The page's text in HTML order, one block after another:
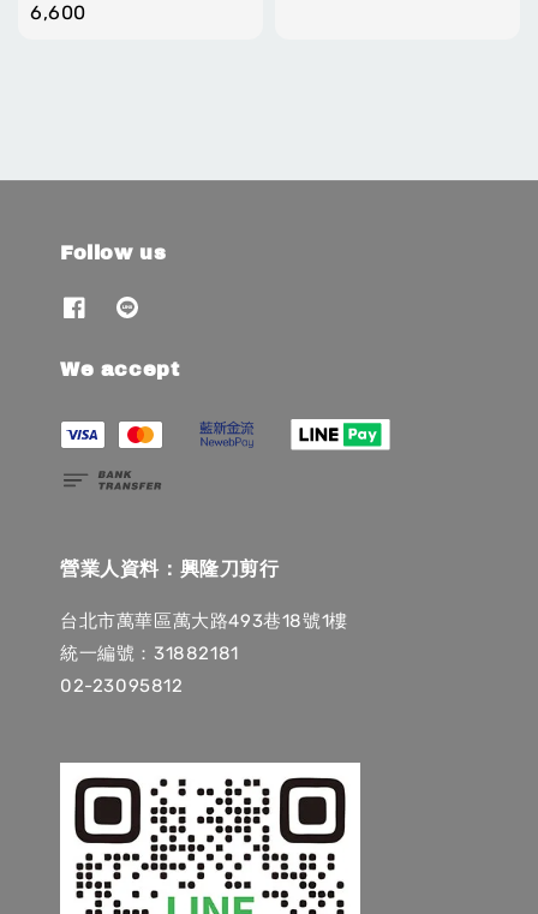
price
6,600
Follow us
We accept
營業人資料：興隆刀剪行
台北市萬華區萬大路493巷18號1樓
統一編號：31882181
02-23095812